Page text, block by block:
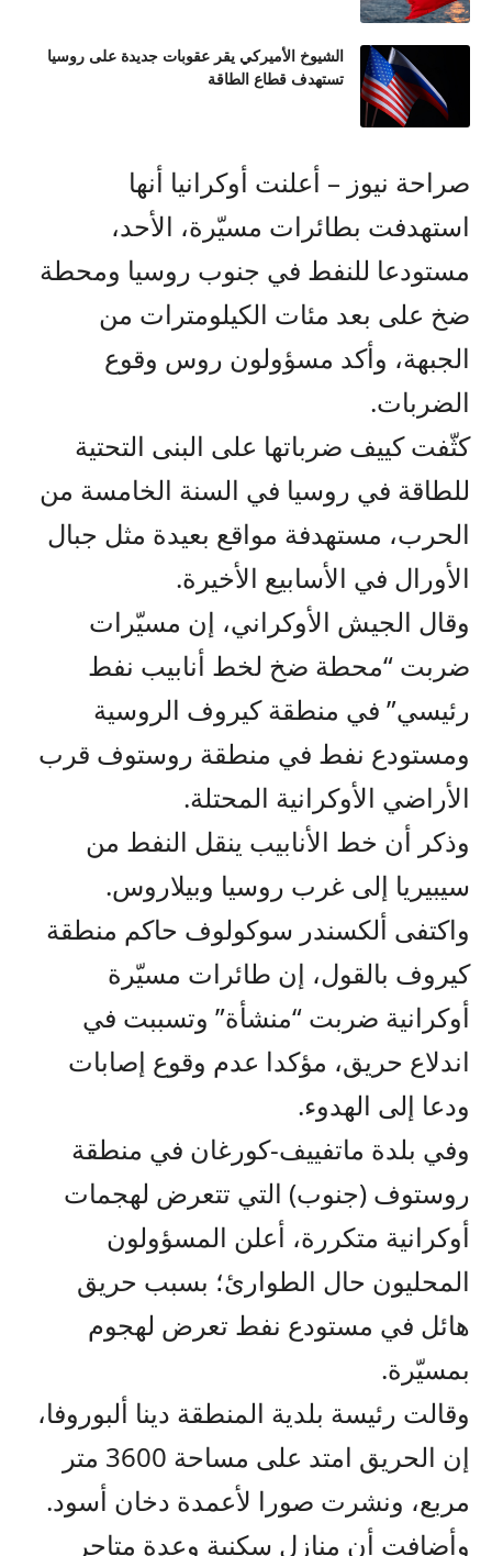
الشيوخ الأميركي يقر عقوبات جديدة على روسيا
تستهدف قطاع الطاقة
صراحة نيوز – أعلنت أوكرانيا أنها
استهدفت بطائرات مسيّرة، الأحد،
مستودعا للنفط في جنوب روسيا ومحطة
ضخ على بعد مئات الكيلومترات من
الجبهة، وأكد مسؤولون روس وقوع
الضربات.
كثّفت كييف ضرباتها على البنى التحتية
للطاقة في روسيا في السنة الخامسة من
الحرب، مستهدفة مواقع بعيدة مثل جبال
الأورال في الأسابيع الأخيرة.
وقال الجيش الأوكراني، إن مسيّرات
ضربت “محطة ضخ لخط أنابيب نفط
رئيسي” في منطقة كيروف الروسية
ومستودع نفط في منطقة روستوف قرب
الأراضي الأوكرانية المحتلة.
وذكر أن خط الأنابيب ينقل النفط من
سيبيريا إلى غرب روسيا وبيلاروس.
واكتفى ألكسندر سوكولوف حاكم منطقة
كيروف بالقول، إن طائرات مسيّرة
أوكرانية ضربت “منشأة” وتسببت في
اندلاع حريق، مؤكدا عدم وقوع إصابات
ودعا إلى الهدوء.
وفي بلدة ماتفييف-كورغان في منطقة
روستوف (جنوب) التي تتعرض لهجمات
أوكرانية متكررة، أعلن المسؤولون
المحليون حال الطوارئ؛ بسبب حريق
هائل في مستودع نفط تعرض لهجوم
بمسيّرة.
وقالت رئيسة بلدية المنطقة دينا ألبوروفا،
إن الحريق امتد على مساحة 3600 متر
مربع، ونشرت صورا لأعمدة دخان أسود.
وأضافت أن منازل سكنية وعدة متاجر